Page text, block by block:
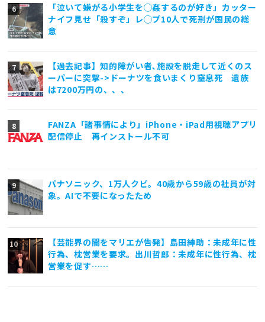
「泣いて嫌がる小学生を◯姦するのが好き」カッター
ナイフ見せ「殺すぞ」レ◯プ10人で死刑が国民の総
意
【過去記事】知的障がい者､施設を脱走して近くのス
ーパーに突撃->ドーナツを食いまくり窒息死 遺族
は7200万円の、、、
FANZA「諸事情により」iPhone・iPad用視聴アプリ
配信停止 再インストール不可
パナソニック、1万人クビ。40歳から59歳の社員が対
象。AIで不要になったため
【芸能界の闇をマリエが告発】島田紳助：未成年に性
行為、枕営業を要求。出川哲郎：未成年に性行為、枕
営業を促す……